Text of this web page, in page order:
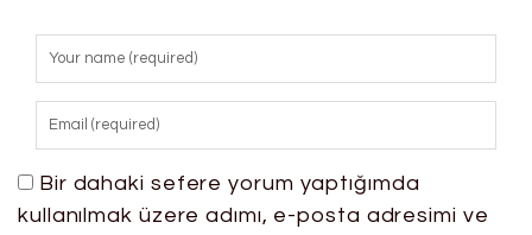
Bir dahaki sefere yorum yaptığımda
kullanılmak üzere adımı, e-posta adresimi ve